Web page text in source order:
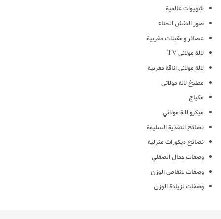
شهيوات عالمية
صور النقش الحناء
عصائر و مقبلات مغربية
لالة مولاتي TV
لالة مولاتي اناقة مغربية
مطبخ لالة مولاتي
مكياج
ميكرو لالة مولاتي
نصائح التغذية السليمة
نصائح ديكورات منزلية
وصفات جمال الصقلي
وصفات لانقاص الوزن
وصفات لزيادة الوزن